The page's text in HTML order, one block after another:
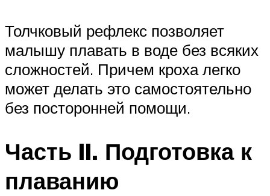
Толчковый рефлекс позволяет
малышу плавать в воде без всяких
сложностей. Причем кроха легко
может делать это самостоятельно
без посторонней помощи.
Часть II. Подготовка к
плаванию